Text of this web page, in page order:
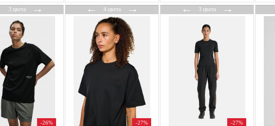
3 цвета→
-26%
←4 цвета→
-27%
←3 цвета→
-27%